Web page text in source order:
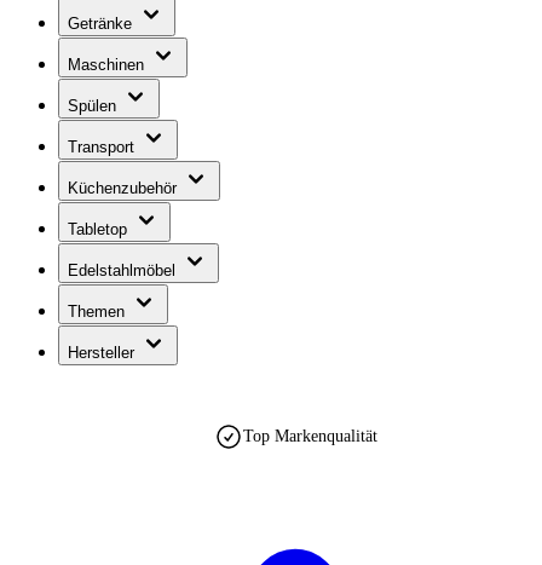
Getränke
Maschinen
Spülen
Transport
Küchenzubehör
Tabletop
Edelstahlmöbel
Themen
Hersteller
Top Markenqualität